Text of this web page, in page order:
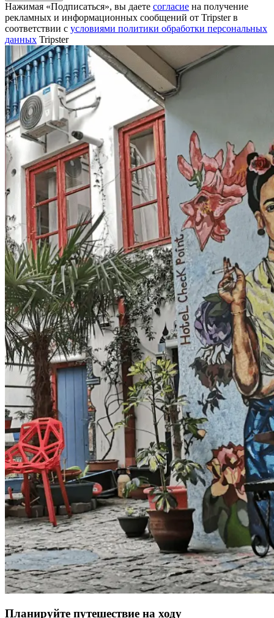
Нажимая «Подписаться», вы даете согласие на получение
рекламных и информационных сообщений от Tripster в
соответствии c условиями политики обработки персональных
данных Tripster
Планируйте путешествие на ходу